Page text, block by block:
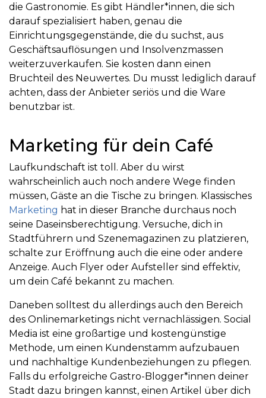
die Gastronomie. Es gibt Händler*innen, die sich
darauf spezialisiert haben, genau die
Einrichtungsgegenstände, die du suchst, aus
Geschäftsauflösungen und Insolvenzmassen
weiterzuverkaufen. Sie kosten dann einen
Bruchteil des Neuwertes. Du musst lediglich darauf
achten, dass der Anbieter seriös und die Ware
benutzbar ist.
Marketing für dein Café
Laufkundschaft ist toll. Aber du wirst
wahrscheinlich auch noch andere Wege finden
müssen, Gäste an die Tische zu bringen. Klassisches
Marketing hat in dieser Branche durchaus noch
seine Daseinsberechtigung. Versuche, dich in
Stadtführern und Szenemagazinen zu platzieren,
schalte zur Eröffnung auch die eine oder andere
Anzeige. Auch Flyer oder Aufsteller sind effektiv,
um dein Café bekannt zu machen.
Daneben solltest du allerdings auch den Bereich
des Onlinemarketings nicht vernachlässigen. Social
Media ist eine großartige und kostengünstige
Methode, um einen Kundenstamm aufzubauen
und nachhaltige Kundenbeziehungen zu pflegen.
Falls du erfolgreiche Gastro-Blogger*innen deiner
Stadt dazu bringen kannst, einen Artikel über dich